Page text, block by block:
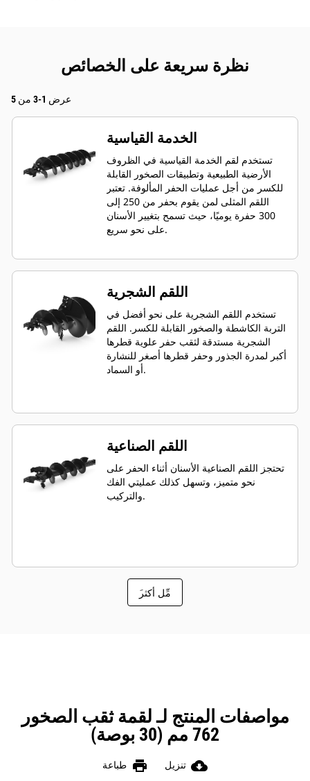
نظرة سريعة على الخصائص
عرض 1-3 من 5
الخدمة القياسية
تستخدم لقم الخدمة القياسية في الظروف
الأرضية الطبيعية وتطبيقات الصخور القابلة
للكسر من أجل عمليات الحفر المألوفة. تعتبر
اللقم المثلى لمن يقوم بحفر من 250 إلى
300 حفرة يوميًا، حيث تسمح بتغيير الأسنان
على نحو سريع.
اللقم الشجرية
تستخدم اللقم الشجرية على نحو أفضل في
التربة الكاشطة والصخور القابلة للكسر. اللقم
الشجرية مستدقة لثقب حفر علوية قطرها
أكبر لمدرة الجذور وحفر قطرها أصغر للنشارة
أو السماد.
اللقم الصناعية
تحتجز اللقم الصناعية الأسنان أثناء الحفر على
نحو متميز، وتسهل كذلك عمليتي الفك
والتركيب.
َمِّل أكثر
مواصفات المنتج لـ لقمة ثقب الصخور
762 مم (30 بوصة)
cloud_download تنزيل print طباعة